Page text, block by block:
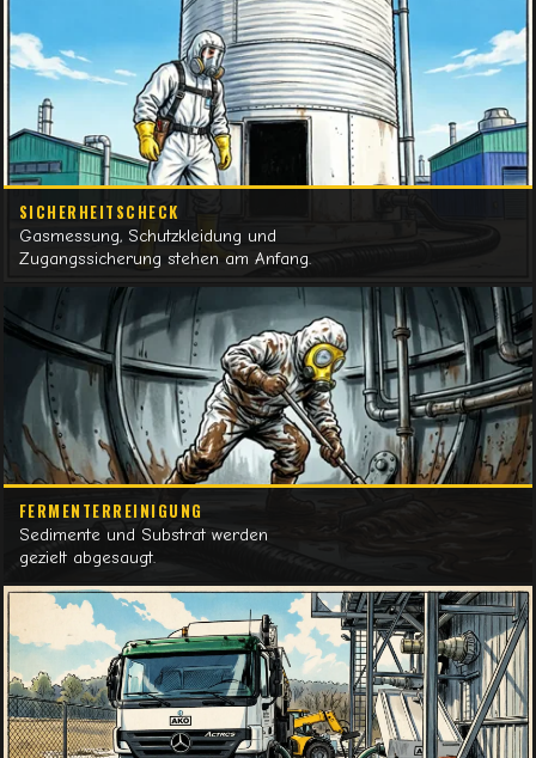
SICHERHEITSCHECK
Gasmessung, Schutzkleidung und
Zugangssicherung stehen am Anfang.
FERMENTERREINIGUNG
Sedimente und Substrat werden
gezielt abgesaugt.